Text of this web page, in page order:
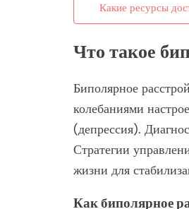
Какие ресурсы
Что такое
Биполярное
колебаниями
(депрессия).
Стратегии
жизни для
Как биполярное